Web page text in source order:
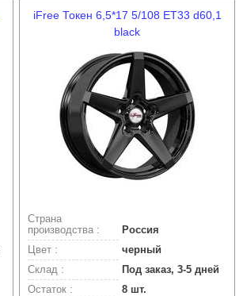
iFree Токен 6,5*17 5/108 ET33 d60,1
black
Страна
производства :
Россия
Цвет :
черный
Склад :
Под заказ, 3-5 дней
Остаток :
8 шт.